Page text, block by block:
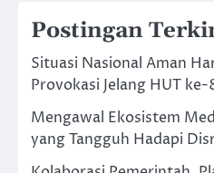
Postingan
Situasi Nasional Aman
Provokasi Jelang HUT ke-
Mengawal Ekosistem
yang Tangguh Hadapi